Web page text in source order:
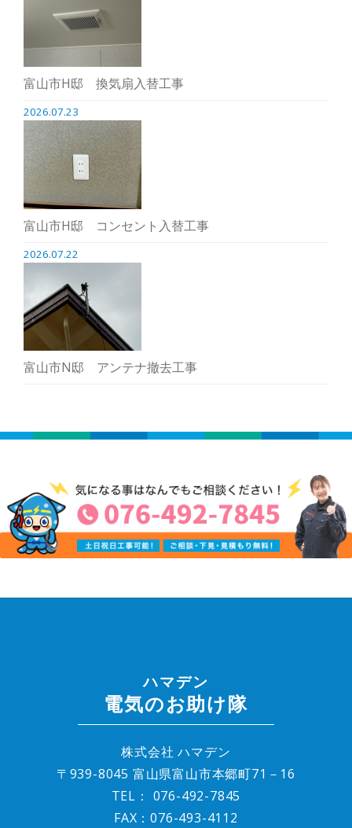
富山市H邸 換気扇入替工事
2026.07.23
富山市H邸 コンセント入替工事
2026.07.22
富山市N邸 アンテナ撤去工事
ハマデン
電気のお助け隊
株式会社 ハマデン
〒939-8045 富山県富山市本郷町71－16
TEL： 076-492-7845
FAX：076-493-4112